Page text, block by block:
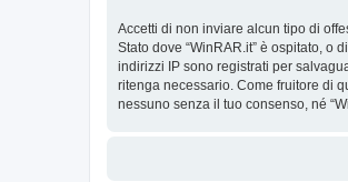
Accetti di non inviare alcun tipo di
Stato dove “WinRAR.it” è ospitato, o
indirizzi IP sono registrati per
ritenga necessario. Come fruitore di
nessuno senza il tuo consenso, né